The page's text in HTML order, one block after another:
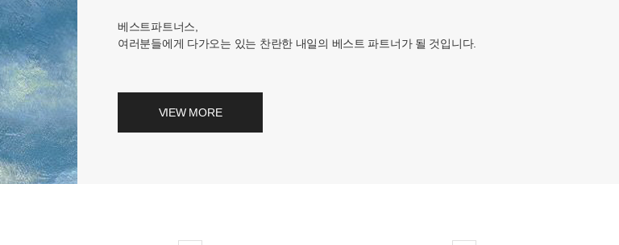
베스트파트너스,
여러분들에게 다가오는 있는 찬란한 내일의 베스트 파트너가 될 것입니다.
VIEW MORE